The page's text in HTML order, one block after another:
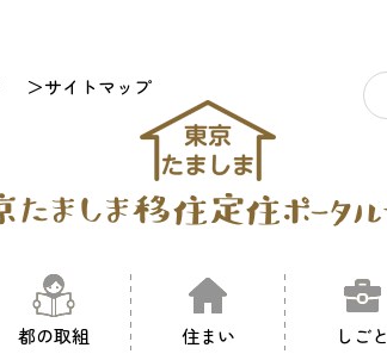
＞サイトマップ
都の取組 住まい しごと